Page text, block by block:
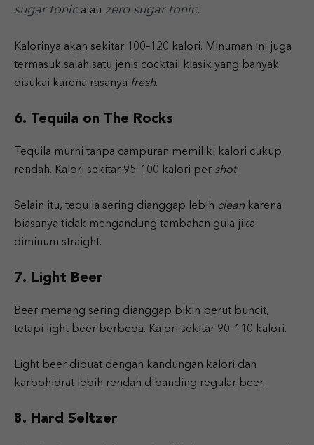
sugar tonicatau zero sugar tonic.
Kalorinya akan sekitar 100–120 kalori. Minuman ini juga
termasuk salah satu jenis cocktail klasik yang banyak
disukai karena rasanya fresh.
6. Tequila on The Rocks
Tequila murni tanpa campuran memiliki kalori cukup
rendah. Kalori sekitar 95–100 kalori per shot
Selain itu, tequila sering dianggap lebih clean karena
biasanya tidak mengandung tambahan gula jika
diminum straight.
7. Light Beer
Beer memang sering dianggap bikin perut buncit,
tetapi light beer berbeda. Kalori sekitar 90–110 kalori.
Light beer dibuat dengan kandungan kalori dan
karbohidrat lebih rendah dibanding regular beer.
8. Hard Seltzer